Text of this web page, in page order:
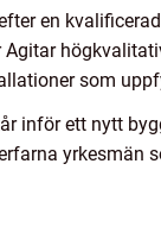
en
Agitar
som
inför ett nytt
yrkesmän